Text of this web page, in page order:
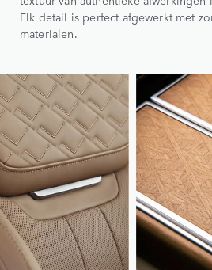
Elk detail is perfect afgewerkt met
materialen.